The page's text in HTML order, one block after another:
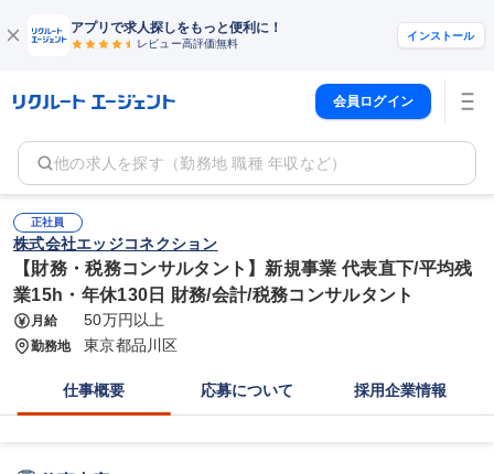
アプリで求人探しをもっと便利に！
レビュー高評価無料
インストール
会員ログイン
他の求人を探す（勤務地 職種 年収など）
正社員
株式会社エッジコネクション
【財務・税務コンサルタント】新規事業 代表直下/平均残
業15h・年休130日 財務/会計/税務コンサルタント
月給 50万円以上
勤務地 東京都品川区
仕事概要 応募について 採用企業情報